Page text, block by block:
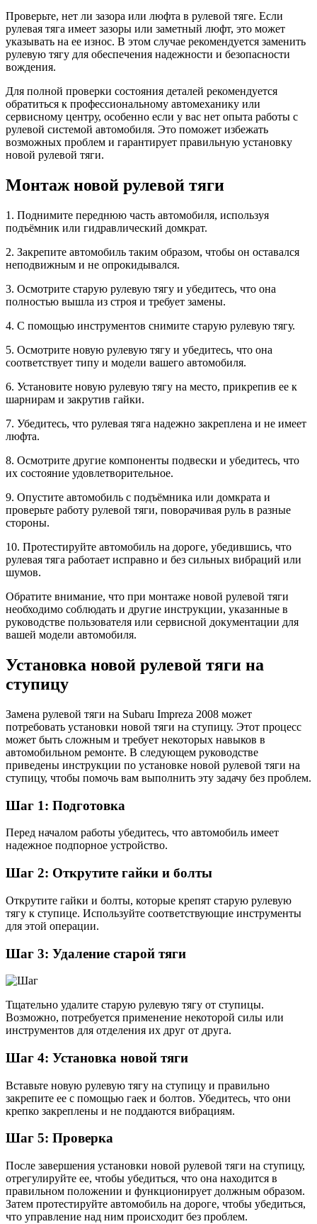
Проверьте, нет ли зазора или люфта в рулевой тяге. Если
рулевая тяга имеет зазоры или заметный люфт, это может
указывать на ее износ. В этом случае рекомендуется заменить
рулевую тягу для обеспечения надежности и безопасности
вождения.
Для полной проверки состояния деталей рекомендуется
обратиться к профессиональному автомеханику или
сервисному центру, особенно если у вас нет опыта работы с
рулевой системой автомобиля. Это поможет избежать
возможных проблем и гарантирует правильную установку
новой рулевой тяги.
Монтаж новой рулевой тяги
1. Поднимите переднюю часть автомобиля, используя
подъёмник или гидравлический домкрат.
2. Закрепите автомобиль таким образом, чтобы он оставался
неподвижным и не опрокидывался.
3. Осмотрите старую рулевую тягу и убедитесь, что она
полностью вышла из строя и требует замены.
4. С помощью инструментов снимите старую рулевую тягу.
5. Осмотрите новую рулевую тягу и убедитесь, что она
соответствует типу и модели вашего автомобиля.
6. Установите новую рулевую тягу на место, прикрепив ее к
шарнирам и закрутив гайки.
7. Убедитесь, что рулевая тяга надежно закреплена и не имеет
люфта.
8. Осмотрите другие компоненты подвески и убедитесь, что
их состояние удовлетворительное.
9. Опустите автомобиль с подъёмника или домкрата и
проверьте работу рулевой тяги, поворачивая руль в разные
стороны.
10. Протестируйте автомобиль на дороге, убедившись, что
рулевая тяга работает исправно и без сильных вибраций или
шумов.
Обратите внимание, что при монтаже новой рулевой тяги
необходимо соблюдать и другие инструкции, указанные в
руководстве пользователя или сервисной документации для
вашей модели автомобиля.
Установка новой рулевой тяги на
ступицу
Замена рулевой тяги на Subaru Impreza 2008 может
потребовать установки новой тяги на ступицу. Этот процесс
может быть сложным и требует некоторых навыков в
автомобильном ремонте. В следующем руководстве
приведены инструкции по установке новой рулевой тяги на
ступицу, чтобы помочь вам выполнить эту задачу без проблем.
Шаг 1: Подготовка
Перед началом работы убедитесь, что автомобиль имеет
надежное подпорное устройство.
Шаг 2: Открутите гайки и болты
Открутите гайки и болты, которые крепят старую рулевую
тягу к ступице. Используйте соответствующие инструменты
для этой операции.
Шаг 3: Удаление старой тяги
Тщательно удалите старую рулевую тягу от ступицы.
Возможно, потребуется применение некоторой силы или
инструментов для отделения их друг от друга.
Шаг 4: Установка новой тяги
Вставьте новую рулевую тягу на ступицу и правильно
закрепите ее с помощью гаек и болтов. Убедитесь, что они
крепко закреплены и не поддаются вибрациям.
Шаг 5: Проверка
После завершения установки новой рулевой тяги на ступицу,
отрегулируйте ее, чтобы убедиться, что она находится в
правильном положении и функционирует должным образом.
Затем протестируйте автомобиль на дороге, чтобы убедиться,
что управление над ним происходит без проблем.